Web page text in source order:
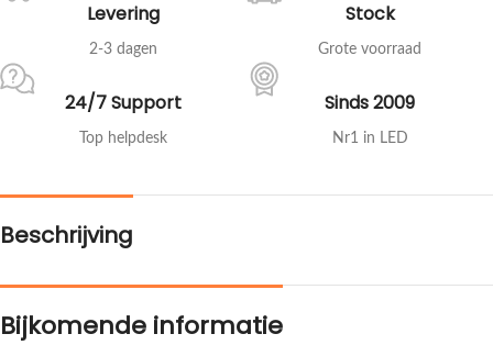
Levering
2-3 dagen
Stock
Grote voorraad
24/7 Support
Top helpdesk
Sinds 2009
Nr1 in LED
Beschrijving
Bijkomende informatie